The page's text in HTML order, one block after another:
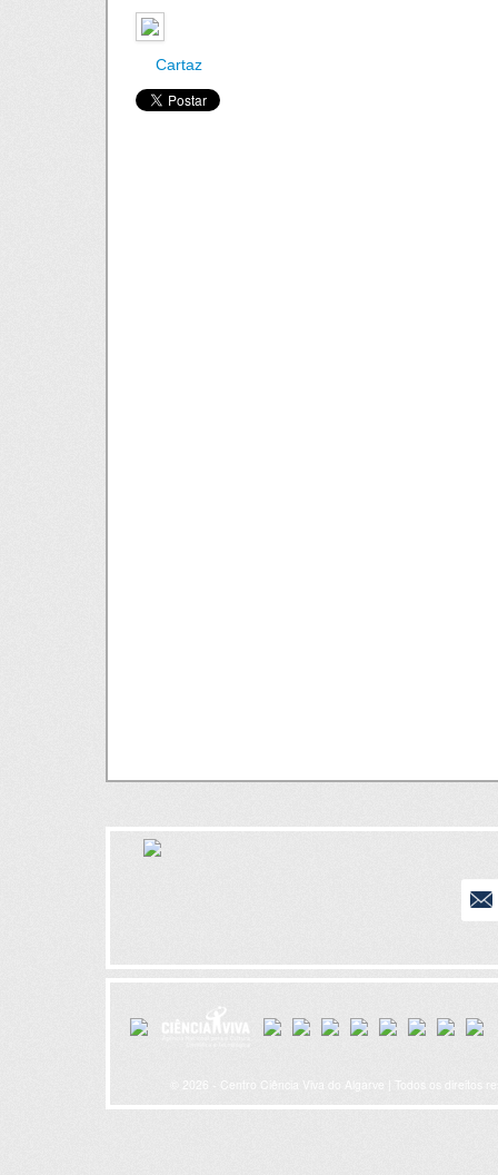
Cartaz
© 2026 - Centro Ciência Viva do Algarve | Todos os direitos